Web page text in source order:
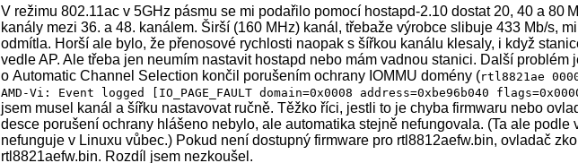
		HT Max RX data rate: 300 Mbps
		HT TX/RX MCS rate indexes supported: 0-15, 32
		Bitrates (non-HT):
			* 1.0 Mbps
			* 2.0 Mbps
			* 5.5 Mbps
			* 11.0 Mbps
			* 6.0 Mbps
			* 9.0 Mbps
			* 12.0 Mbps
			* 18.0 Mbps
			* 24.0 Mbps
V režimu 802.11ac v 5GHz pásmu se mi podařilo pomocí hostapd-2.10 dostat 20, 40 a 80
kanály mezi 36. a 48. kanálem. Širší (160 MHz) kanál, třebaže výrobce slibuje 433 Mb/s,
odmítla. Horší ale bylo, že přenosové rychlosti naopak s šířkou kanálu klesaly, i když
vedle AP. Ale třeba jen neumím nastavit hostapd nebo mám vadnou stanici. Další problém
o Automatic Channel Selection končil porušením ochrany IOMMU domény (rtl8821ae
AMD-Vi: Event logged [IO_PAGE_FAULT domain=0x0008 address=0xbe96b040
jsem musel kanál a šířku nastavovat ručně. Těžko říci, jestli to je chyba firmwaru nebo
desce porušení ochrany hlášeno nebylo, ale automatika stejně nefungovala. (Ta ale podle
nefunguje v Linuxu vůbec.) Pokud není dostupný firmware pro rtl8812aefw.bin, ovladač
rtl8821aefw.bin. Rozdíl jsem nezkoušel.